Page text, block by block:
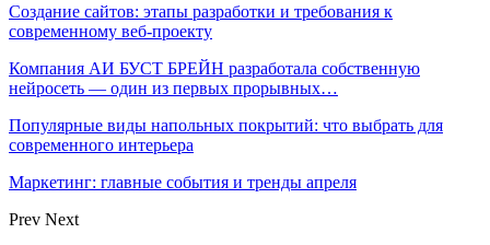
Создание сайтов: этапы разработки и требования к
современному веб-проекту
Компания АИ БУСТ БРЕЙН разработала собственную
нейросеть — один из первых прорывных…
Популярные виды напольных покрытий: что выбрать для
современного интерьера
Маркетинг: главные события и тренды апреля
Prev Next